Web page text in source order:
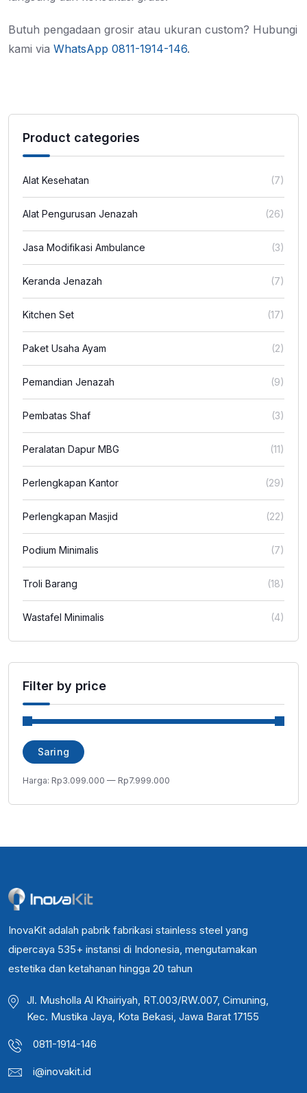
Product categories
Alat Kesehatan (7)
Alat Pengurusan Jenazah (26)
Jasa Modifikasi Ambulance (3)
Keranda Jenazah (7)
Kitchen Set (17)
Paket Usaha Ayam (2)
Pemandian Jenazah (9)
Pembatas Shaf (3)
Peralatan Dapur MBG (11)
Perlengkapan Kantor (29)
Perlengkapan Masjid (22)
Podium Minimalis (7)
Troli Barang (18)
Wastafel Minimalis (4)
Filter by price
Harga
terendah
Harga
tertinggi
Saring
Harga: Rp3.099.000 — Rp7.999.000
Butuh pengadaan grosir atau ukuran custom? Hubungi
kami via WhatsApp 0811-1914-146.
InovaKit adalah pabrik fabrikasi stainless steel yang
dipercaya 535+ instansi di Indonesia, mengutamakan
estetika dan ketahanan hingga 20 tahun
Jl. Musholla Al Khairiyah, RT.003/RW.007, Cimuning,
Kec. Mustika Jaya, Kota Bekasi, Jawa Barat 17155
0811-1914-146
i@inovakit.id